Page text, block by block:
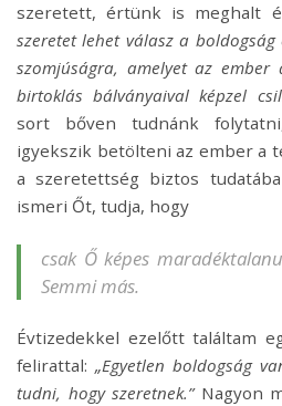
szeretett, értünk is meghalt
szeretet lehet válasz a
szomjúságra, amelyet az
birtoklás bálványaival képzel
sort bőven tudnánk
igyekszik betölteni az ember a
a szeretettség biztos
ismeri Őt, tudja, hogy
csak Ő képes
Semmi más.
Évtizedekkel ezelőtt találtam
felirattal:„Egyetlen boldogság
tudni, hogy szeretnek.”Nagyon